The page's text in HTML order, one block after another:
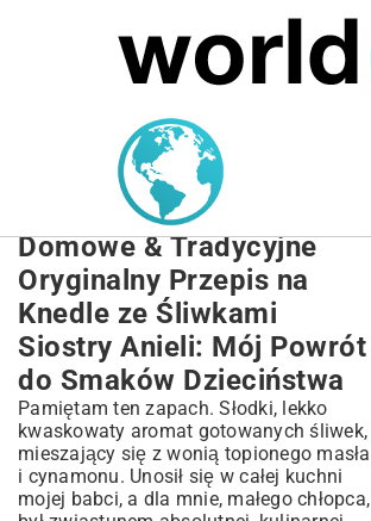
MARIUSZ ŁAMAGA 27.09.2025
Knedle ze Śliwkami
Siostry Anieli – Oryginalny
Przepis Krok po Kroku |
Domowe & Tradycyjne
Oryginalny Przepis na
Knedle ze Śliwkami
Siostry Anieli: Mój Powrót
do Smaków Dzieciństwa
Pamiętam ten zapach. Słodki, lekko
kwaskowaty aromat gotowanych śliwek,
mieszający się z wonią topionego masła
i cynamonu. Unosił się w całej kuchni
mojej babci, a dla mnie, małego chłopca,